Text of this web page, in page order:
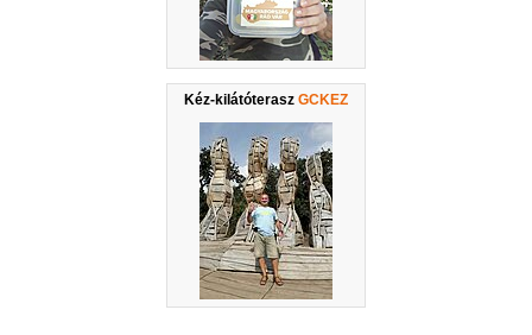
Kéz-kilátóterasz GCKEZ